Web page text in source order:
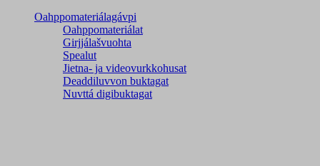
Oahppomateriálagávpi
Oahppomateriálat
Girjjálašvuohta
Spealut
Jietna- ja videovurkkohusat
Deaddiluvvon buktagat
Nuvttá digibuktagat